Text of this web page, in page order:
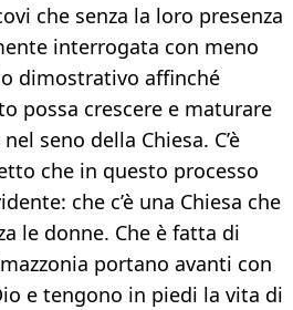
che senza la loro presenza
interrogata con meno
dimostrativo affinché
possa crescere e maturare
seno della Chiesa. C’è
che in questo processo
che c’è una Chiesa che
le donne. Che è fatta di
portano avanti con
e tengono in piedi la vita di